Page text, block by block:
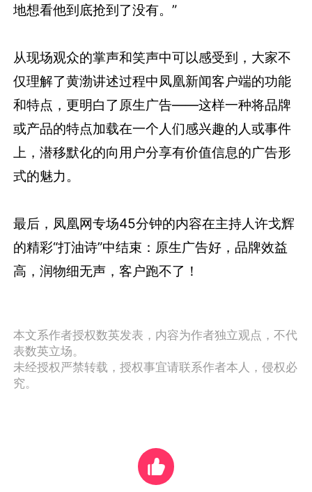
地想看他到底抢到了没有。”
从现场观众的掌声和笑声中可以感受到，大家不
仅理解了黄渤讲述过程中凤凰新闻客户端的功能
和特点，更明白了原生广告——这样一种将品牌
或产品的特点加载在一个人们感兴趣的人或事件
上，潜移默化的向用户分享有价值信息的广告形
式的魅力。
最后，凤凰网专场45分钟的内容在主持人许戈辉
的精彩“打油诗”中结束：原生广告好，品牌效益
高，润物细无声，客户跑不了！
本文系作者授权数英发表，内容为作者独立观点，不代
表数英立场。
未经授权严禁转载，授权事宜请联系作者本人，侵权必
究。